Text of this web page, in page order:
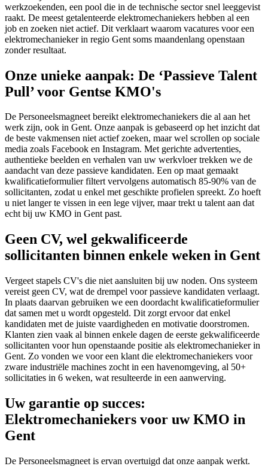
werkzoekenden, een pool die in de technische sector snel leeggevist
raakt. De meest getalenteerde elektromechaniekers hebben al een
job en zoeken niet actief. Dit verklaart waarom vacatures voor een
elektromechanieker in regio Gent soms maandenlang openstaan
zonder resultaat.
Onze unieke aanpak: De ‘Passieve Talent
Pull’ voor Gentse KMO's
De Personeelsmagneet bereikt elektromechaniekers die al aan het
werk zijn, ook in Gent. Onze aanpak is gebaseerd op het inzicht dat
de beste vakmensen niet actief zoeken, maar wel scrollen op sociale
media zoals Facebook en Instagram. Met gerichte advertenties,
authentieke beelden en verhalen van uw werkvloer trekken we de
aandacht van deze passieve kandidaten. Een op maat gemaakt
kwalificatieformulier filtert vervolgens automatisch 85-90% van de
sollicitanten, zodat u enkel met geschikte profielen spreekt. Zo hoeft
u niet langer te vissen in een lege vijver, maar trekt u talent aan dat
echt bij uw KMO in Gent past.
Geen CV, wel gekwalificeerde
sollicitanten binnen enkele weken in Gent
Vergeet stapels CV's die niet aansluiten bij uw noden. Ons systeem
vereist geen CV, wat de drempel voor passieve kandidaten verlaagt.
In plaats daarvan gebruiken we een doordacht kwalificatieformulier
dat samen met u wordt opgesteld. Dit zorgt ervoor dat enkel
kandidaten met de juiste vaardigheden en motivatie doorstromen.
Klanten zien vaak al binnen enkele dagen de eerste gekwalificeerde
sollicitanten voor hun openstaande positie als elektromechanieker in
Gent. Zo vonden we voor een klant die elektromechaniekers voor
zware industriële machines zocht in een havenomgeving, al 50+
sollicitaties in 6 weken, wat resulteerde in een aanwerving.
Uw garantie op succes:
Elektromechaniekers voor uw KMO in
Gent
De Personeelsmagneet is ervan overtuigd dat onze aanpak werkt.